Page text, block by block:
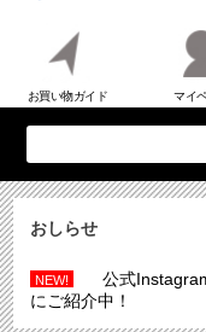
お買い物ガイド マイ
おしらせ
NEW!
公式
にご紹介中！